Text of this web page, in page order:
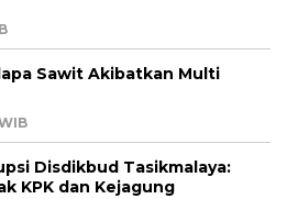
Sawit Akibatkan Multi
Disdikbud Tasikmalaya:
KPK dan Kejagung